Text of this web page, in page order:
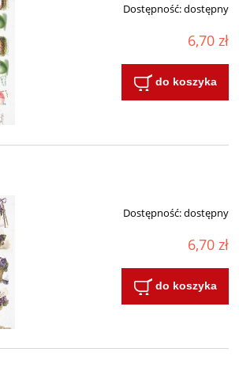
Dostępność:dostępny
6,70 zł
do koszyka
Dostępność:dostępny
6,70 zł
do koszyka